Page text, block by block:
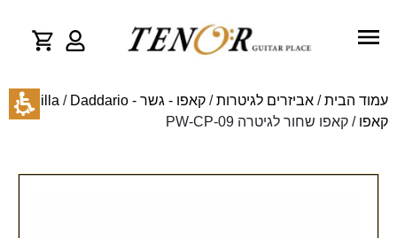
עמוד הבית/ אביזרים לגיטרות/ קאפו - גשר - Cejilla / Daddario
קאפו / קאפו שחור לגיטרה PW-CP-09